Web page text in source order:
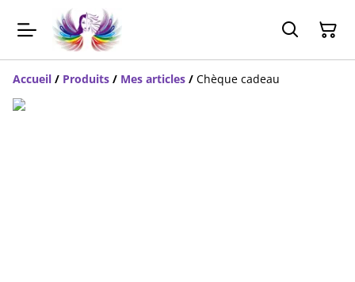
Accueil / Produits / Mes articles / Chèque cadeau